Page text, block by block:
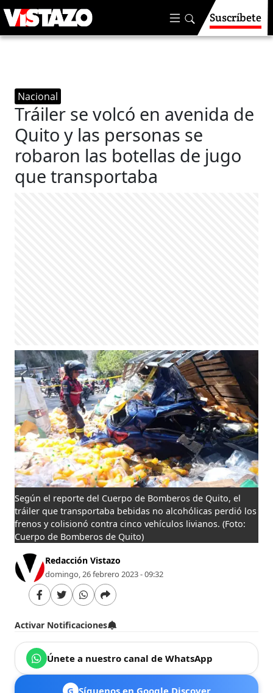
Suscríbete
Nacional
Tráiler se volcó en avenida de
Quito y las personas se
robaron las botellas de jugo
que transportaba
Según el reporte del Cuerpo de Bomberos de Quito, el
tráiler que transportaba bebidas no alcohólicas perdió los
frenos y colisionó contra cinco vehículos livianos. (Foto:
Cuerpo de Bomberos de Quito)
Redacción Vistazo
domingo, 26 febrero 2023 - 09:32
Activar Notificaciones
Únete a nuestro canal de WhatsApp
G Síguenos en Google Discover